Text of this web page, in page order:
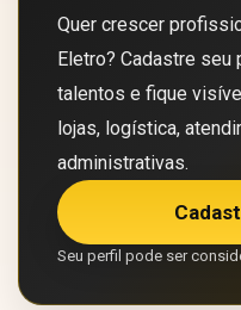
Quer crescer
Eletro? Cadastre
talentos e fique
lojas, logística,
administrativas.
Seu perfil pode ser